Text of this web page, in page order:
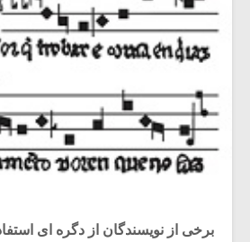
برخی از نویسندگان از دگره ای